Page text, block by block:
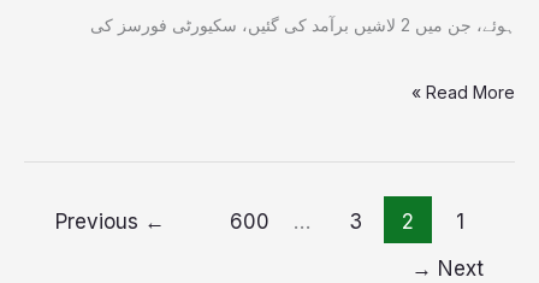
ہوئے، جن میں 2 لاشیں برآمد کی گئیں، سکیورٹی فورسز کی
Read More »
← 1
2
3
…
600
Next
→